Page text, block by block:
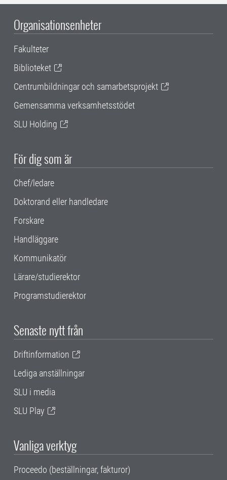
Organisationsenheter
Fakulteter
Biblioteket
Centrumbildningar och samarbetsprojekt
Gemensamma verksamhetsstödet
SLU Holding
För dig som är
Chef/ledare
Doktorand eller handledare
Forskare
Handläggare
Kommunikatör
Lärare/studierektor
Programstudierektor
Senaste nytt från
Driftinformation
Lediga anställningar
SLU i media
SLU Play
Vanliga verktyg
Proceedo (beställningar, fakturor)